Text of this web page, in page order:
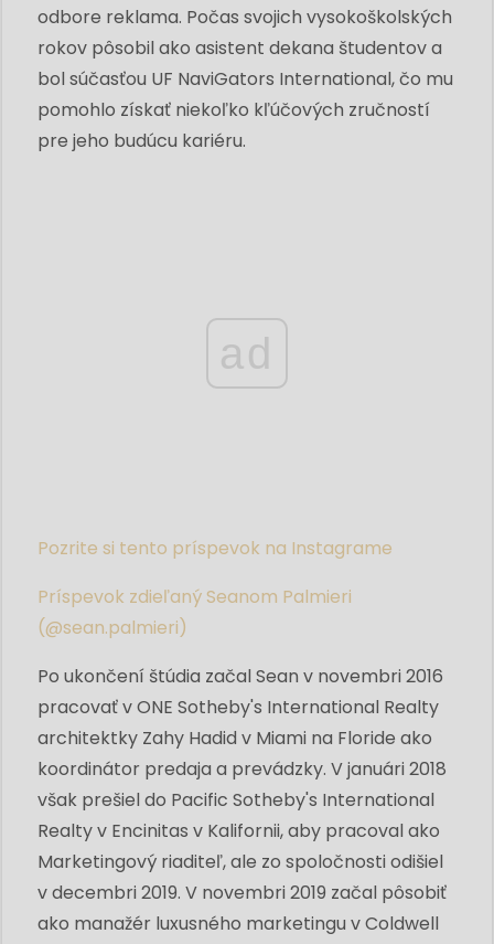
odbore reklama. Počas svojich vysokoškolských
rokov pôsobil ako asistent dekana študentov a
bol súčasťou UF NaviGators International, čo mu
pomohlo získať niekoľko kľúčových zručností
pre jeho budúcu kariéru.
ad
Pozrite si tento príspevok na Instagrame
Príspevok zdieľaný Seanom Palmieri
(@sean.palmieri)
Po ukončení štúdia začal Sean v novembri 2016
pracovať v ONE Sotheby's International Realty
architektky Zahy Hadid v Miami na Floride ako
koordinátor predaja a prevádzky. V januári 2018
však prešiel do Pacific Sotheby's International
Realty v Encinitas v Kalifornii, aby pracoval ako
Marketingový riaditeľ, ale zo spoločnosti odišiel
v decembri 2019. V novembri 2019 začal pôsobiť
ako manažér luxusného marketingu v Coldwell